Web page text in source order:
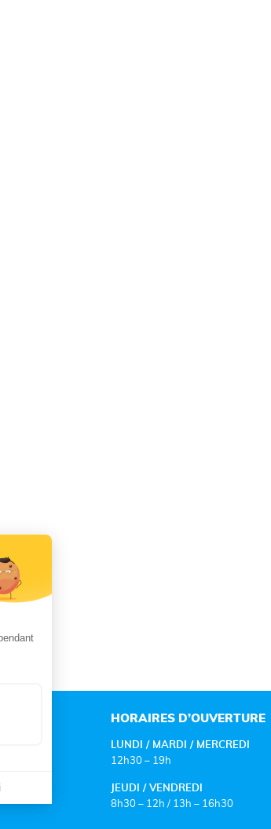
HORAIRES D’OUVERTURE
LUNDI / MARDI / MERCREDI
12h30 – 19h
JEUDI / VENDREDI
8h30 – 12h / 13h – 16h30